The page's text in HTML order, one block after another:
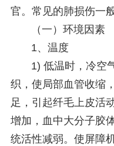
官。常见的肺损伤一
（一）环境因素
1、温度
1) 低温时，冷空
织，使局部血管收缩
足，引起纤毛上皮活
增加，血中大分子胶
统活性减弱。使屏障